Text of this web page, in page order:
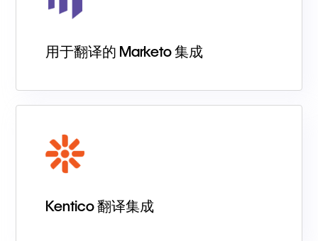
用于翻译的 Marketo 集成
Kentico 翻译集成